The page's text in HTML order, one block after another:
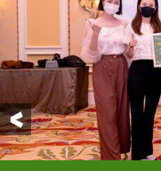
Previous